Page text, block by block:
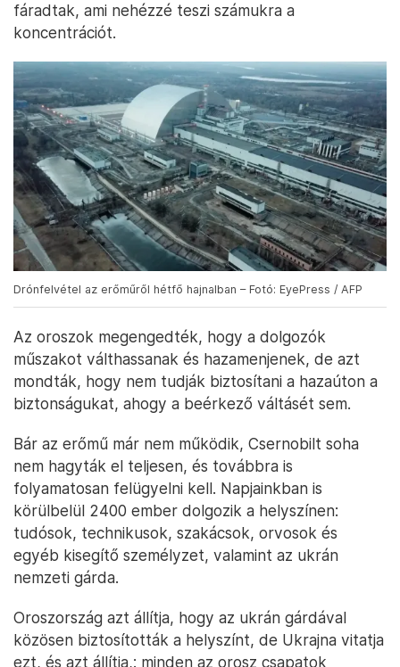
fáradtak, ami nehézzé teszi számukra a
koncentrációt.
Drónfelvétel az erőműről hétfő hajnalban – Fotó: EyePress / AFP
Az oroszok megengedték, hogy a dolgozók
műszakot válthassanak és hazamenjenek, de azt
mondták, hogy nem tudják biztosítani a hazaúton a
biztonságukat, ahogy a beérkező váltásét sem.
Bár az erőmű már nem működik, Csernobilt soha
nem hagyták el teljesen, és továbbra is
folyamatosan felügyelni kell. Napjainkban is
körülbelül 2400 ember dolgozik a helyszínen:
tudósok, technikusok, szakácsok, orvosok és
egyéb kisegítő személyzet, valamint az ukrán
nemzeti gárda.
Oroszország azt állítja, hogy az ukrán gárdával
közösen biztosították a helyszínt, de Ukrajna vitatja
ezt, és azt állítja,: minden az orosz csapatok